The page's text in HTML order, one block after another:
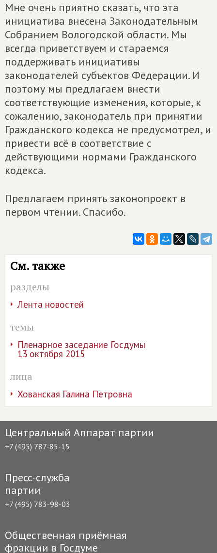
Мне очень приятно сказать, что эта
инициатива внесена Законодательным
Собранием Вологодской области. Мы
всегда приветствуем и стараемся
поддерживать инициативы
законодателей субъектов Федерации. И
поэтому мы предлагаем внести
соответствующие изменения, которые, к
сожалению, законодатель при принятии
Гражданского кодекса не предусмотрел, и
привести всё в соответствие с
действующими нормами Гражданского
кодекса.
Предлагаем принять законопроект в
первом чтении. Спасибо.
См. также
разделы
Лента новостей
темы
Пленарное заседание Госдумы
13 октября 2015
лица
Хованская Галина Петровна
Центральный Аппарат партии
+7 (495) 787-85-15
Пресс-служба
партии
+7 (495) 783-98-03
Общественная приёмная
фракции в Госдуме